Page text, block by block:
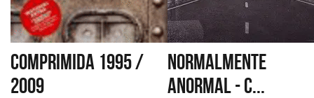
COMPRIMIDA 1995 /
2009
NORMALMENTE
ANORMAL - C...